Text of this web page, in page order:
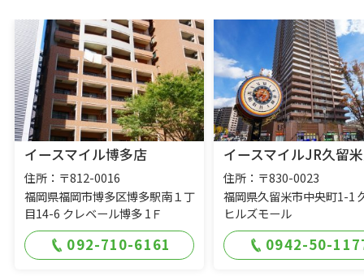
イースマイル博多店
住所：〒812-0016
福岡県福岡市博多区博多駅南１丁
目14-6 クレベール博多 1Ｆ
092-710-6161
イースマイルJR久留
住所：〒830-0023
福岡県久留米市中央町1-1
ヒルズモール
0942-50-